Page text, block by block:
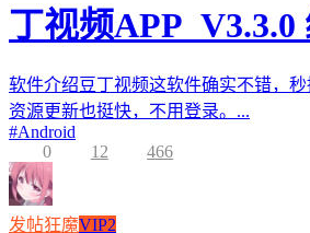
丁视频APP_V3.3.0
软件介绍豆丁视频这软件确实不错，秒
资源更新也挺快，不用登录。...
#Android
0
12 466
发帖狂魔VIP2